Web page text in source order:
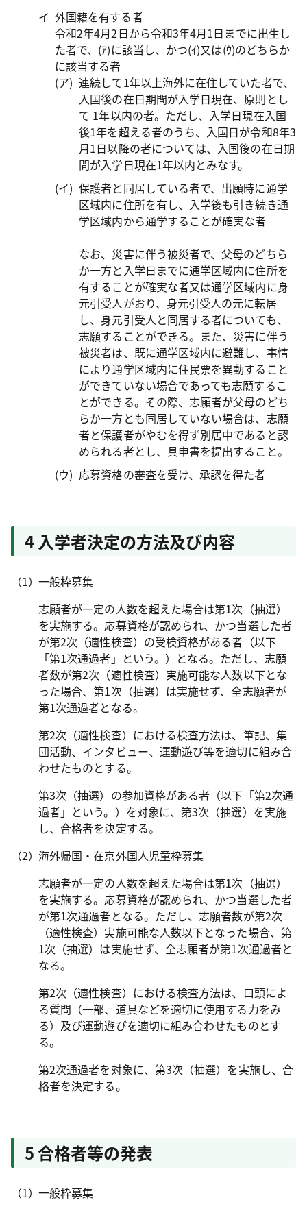
外国籍を有する者
令和2年4月2日から令和3年4月1日までに出生し
た者で、(ｱ)に該当し、かつ(ｲ)又は(ｳ)のどちらか
に該当する者
連続して1年以上海外に在住していた者で、
入国後の在日期間が入学日現在、原則とし
て 1年以内の者。ただし、入学日現在入国
後1年を超える者のうち、入国日が令和8年3
月1日以降の者については、入国後の在日期
間が入学日現在1年以内とみなす。
保護者と同居している者で、出願時に通学
区域内に住所を有し、入学後も引き続き通
学区域内から通学することが確実な者
なお、災害に伴う被災者で、父母のどちら
か一方と入学日までに通学区域内に住所を
有することが確実な者又は通学区域内に身
元引受人がおり、身元引受人の元に転居
し、身元引受人と同居する者についても、
志願することができる。また、災害に伴う
被災者は、既に通学区域内に避難し、事情
により通学区域内に住民票を異動すること
ができていない場合であっても志願するこ
とができる。その際、志願者が父母のどち
らか一方とも同居していない場合は、志願
者と保護者がやむを得ず別居中であると認
められる者とし、具申書を提出すること。
応募資格の審査を受け、承認を得た者
4 入学者決定の方法及び内容
一般枠募集
志願者が一定の人数を超えた場合は第1次（抽選）
を実施する。応募資格が認められ、かつ当選した者
が第2次（適性検査）の受検資格がある者（以下
「第1次通過者」という。）となる。ただし、志願
者数が第2次（適性検査）実施可能な人数以下とな
った場合、第1次（抽選）は実施せず、全志願者が
第1次通過者となる。
第2次（適性検査）における検査方法は、筆記、集
団活動、インタビュー、運動遊び等を適切に組み合
わせたものとする。
第3次（抽選）の参加資格がある者（以下「第2次通
過者」という。）を対象に、第3次（抽選）を実施
し、合格者を決定する。
海外帰国・在京外国人児童枠募集
志願者が一定の人数を超えた場合は第1次（抽選）
を実施する。応募資格が認められ、かつ当選した者
が第1次通過者となる。ただし、志願者数が第2次
（適性検査）実施可能な人数以下となった場合、第
1次（抽選）は実施せず、全志願者が第1次通過者と
なる。
第2次（適性検査）における検査方法は、口頭によ
る質問（一部、道具などを適切に使用する力をみ
る）及び運動遊びを適切に組み合わせたものとす
る。
第2次通過者を対象に、第3次（抽選）を実施し、合
格者を決定する。
5 合格者等の発表
一般枠募集